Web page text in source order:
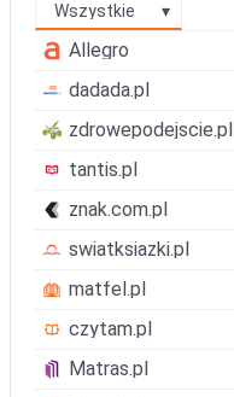
Wszystkie
Allegro
dadada.pl
zdrowepodejscie.pl
tantis.pl
znak.com.pl
swiatksiazki.pl
matfel.pl
czytam.pl
Matras.pl